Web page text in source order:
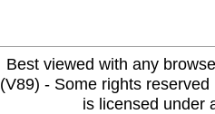
Best viewed with any
(V89) - Some rights
is licensed under